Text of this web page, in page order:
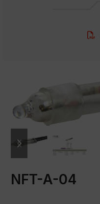
previous
slide
next
slide
NFT-A-04